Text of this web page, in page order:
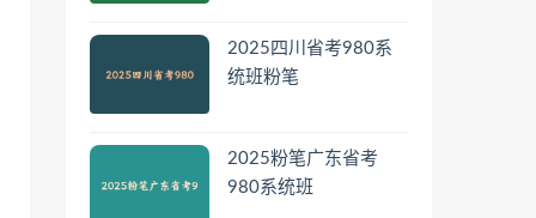
2025四川省考980系
统班粉笔
2025粉笔广东省考
980系统班